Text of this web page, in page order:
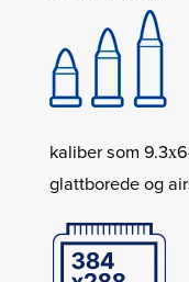
kaliber som
glattborede og